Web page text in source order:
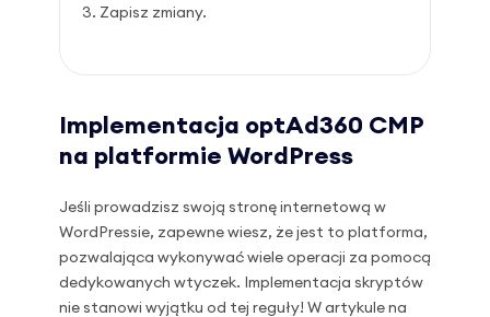
Zapisz zmiany.
Implementacja optAd360 CMP
na platformie WordPress
Jeśli prowadzisz swoją stronę internetową w
WordPressie, zapewne wiesz, że jest to platforma,
pozwalająca wykonywać wiele operacji za pomocą
dedykowanych wtyczek. Implementacja skryptów
nie stanowi wyjątku od tej reguły! W artykule na